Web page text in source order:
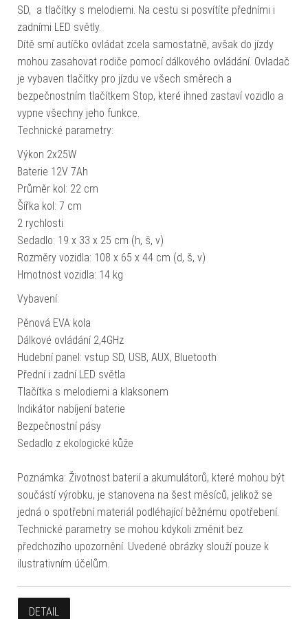
SD, a tlačítky s melodiemi. Na cestu si posvítíte předními i
zadními LED světly.
Dítě smí autíčko ovládat zcela samostatně, avšak do jízdy
mohou zasahovat rodiče pomocí dálkového ovládání. Ovladač
je vybaven tlačítky pro jízdu ve všech směrech a
bezpečnostním tlačítkem Stop, které ihned zastaví vozidlo a
vypne všechny jeho funkce.
Technické parametry:
Výkon 2x25W
Baterie 12V 7Ah
Průměr kol: 22 cm
Šířka kol: 7 cm
2 rychlosti
Sedadlo: 19 x 33 x 25 cm (h, š, v)
Rozměry vozidla: 108 x 65 x 44 cm (d, š, v)
Hmotnost vozidla: 14 kg
Vybavení:
Pěnová EVA kola
Dálkové ovládání 2,4GHz
Hudební panel: vstup SD, USB, AUX, Bluetooth
Přední i zadní LED světla
Tlačítka s melodiemi a klaksonem
Indikátor nabíjení baterie
Bezpečnostní pásy
Sedadlo z ekologické kůže
Poznámka: Životnost baterií a akumulátorů, které mohou být
součástí výrobku, je stanovena na šest měsíců, jelikož se
jedná o spotřební materiál podléhající běžnému opotřebení.
Technické parametry se mohou kdykoli změnit bez
předchozího upozornění. Uvedené obrázky slouží pouze k
ilustrativním účelům.
DETAIL